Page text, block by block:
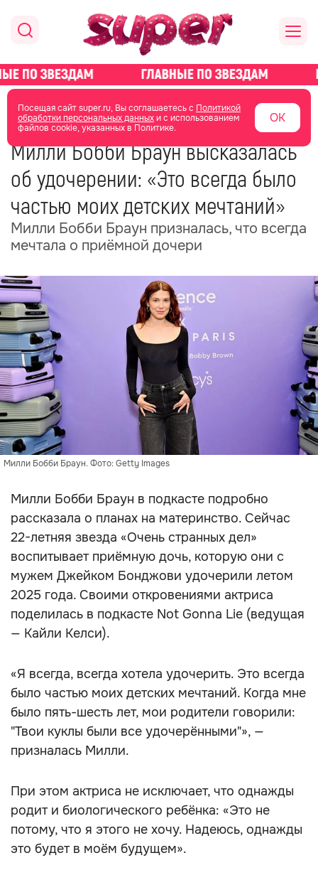
Посещая сайт super.ru, Вы соглашаетесь с Политикой
обработки персональных данныхи с использованием
файлов cookie, указанных в Политике.
ОК
главная новости о звездах новости
12 июня 16:45
Милли Бобби Браун высказалась
об удочерении: «Это всегда было
частью моих детских мечтаний»
Милли Бобби Браун призналась, что всегда
мечтала о приёмной дочери
Милли Бобби Браун. Фото: Getty Images
Милли Бобби Браун в подкасте подробно
рассказала о планах на материнство. Сейчас
22-летняя звезда «Очень странных дел»
воспитывает приёмную дочь, которую они с
мужем Джейком Бонджови удочерили летом
2025 года. Своими откровениями актриса
поделилась в подкасте Not Gonna Lie (ведущая
— Кайли Келси).
«Я всегда, всегда хотела удочерить. Это всегда
было частью моих детских мечтаний. Когда мне
было пять-шесть лет, мои родители говорили:
"Твои куклы были все удочерёнными"», —
призналась Милли.
При этом актриса не исключает, что однажды
родит и биологического ребёнка: «Это не
потому, что я этого не хочу. Надеюсь, однажды
это будет в моём будущем».